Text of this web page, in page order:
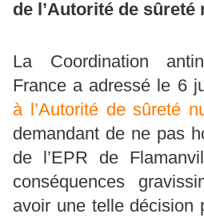
de l’Autorité de sûreté
La Coordination
France a adressé le 6
à l’Autorité de sûreté
demandant de ne pas
de l’EPR de
conséquences
avoir une telle décision